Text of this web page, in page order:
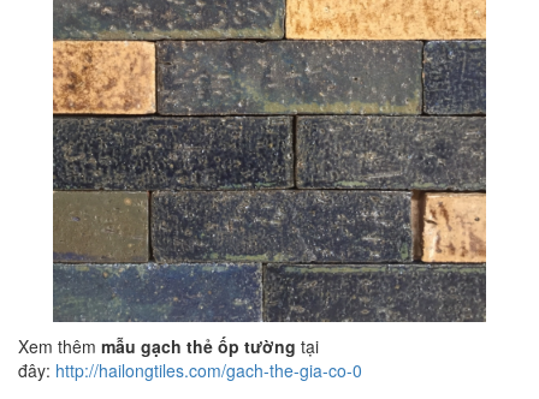
Xem thêm mẫu gạch thẻ ốp tường tại
đây: http://hailongtiles.com/gach-the-gia-co-0